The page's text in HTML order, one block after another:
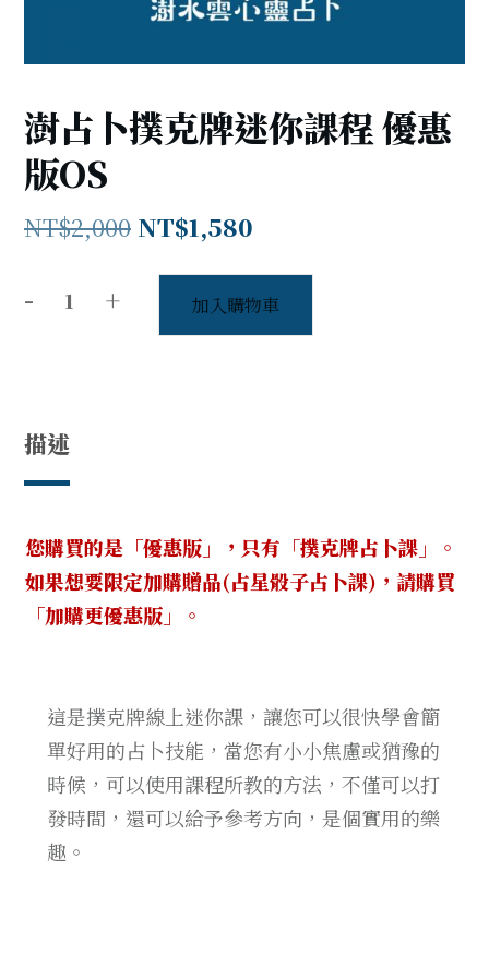
澍占卜撲克牌迷你課程 優惠
版OS
NT$2,000 原
始
格：
NT$1,580
前
價
格：
-
澍
克
牌
迷
課
程
優
+ 加入購物車
描述
您購買的是 「優惠版 」
，只有「撲克牌占卜課」。
如果想要限定加購贈品(占星骰子占卜課) ，請購買
「加購更優惠版 」 。
這是撲克牌線上迷你課，讓您可以很快學會簡
單好用的占卜技能，當您有小小焦慮或猶豫的
時候，可以使用課程所教的方法，不僅可以打
發時間，還可以給予參考方向，是個實用的樂
趣。